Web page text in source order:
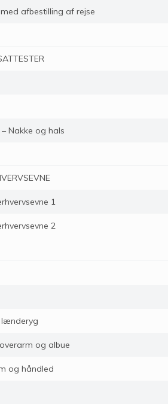
afbestilling af rejse
Nakke og hals
1
2
lænderyg
og albue
og håndled